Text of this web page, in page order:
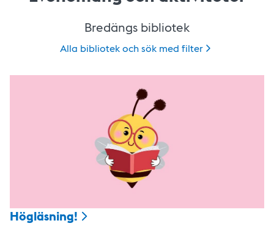
Bredängs bibliotek
Alla bibliotek och sök med filter
Högläsning!